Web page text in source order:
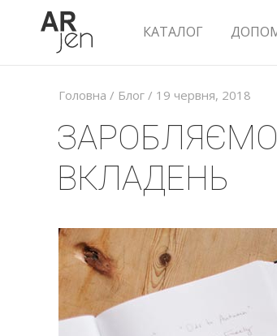
КАТАЛОГ
Головна / Блог / 19 червня, 2018
ЗАРОБЛЯЄМО
ВКЛАДЕНЬ